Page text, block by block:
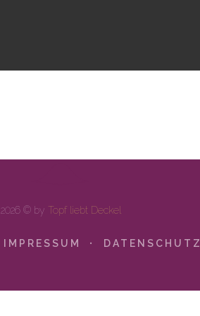
2026 © by Topf liebt Deckel
IMPRESSUM DATENSCHUTZ